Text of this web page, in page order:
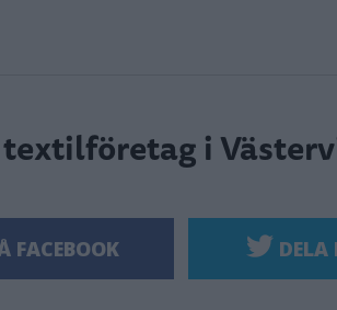
i
FACEBOOK DELA